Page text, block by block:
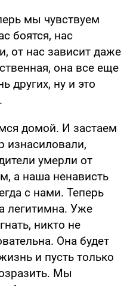
мы чувствуем
боятся, нас
от нас зависит даже
она все еще
других, ну и это
домой. И застаем
изнасиловали,
умерли от
а наша ненависть
с нами. Теперь
легитимна. Уже
никто не
Она будет
и пусть только
Мы